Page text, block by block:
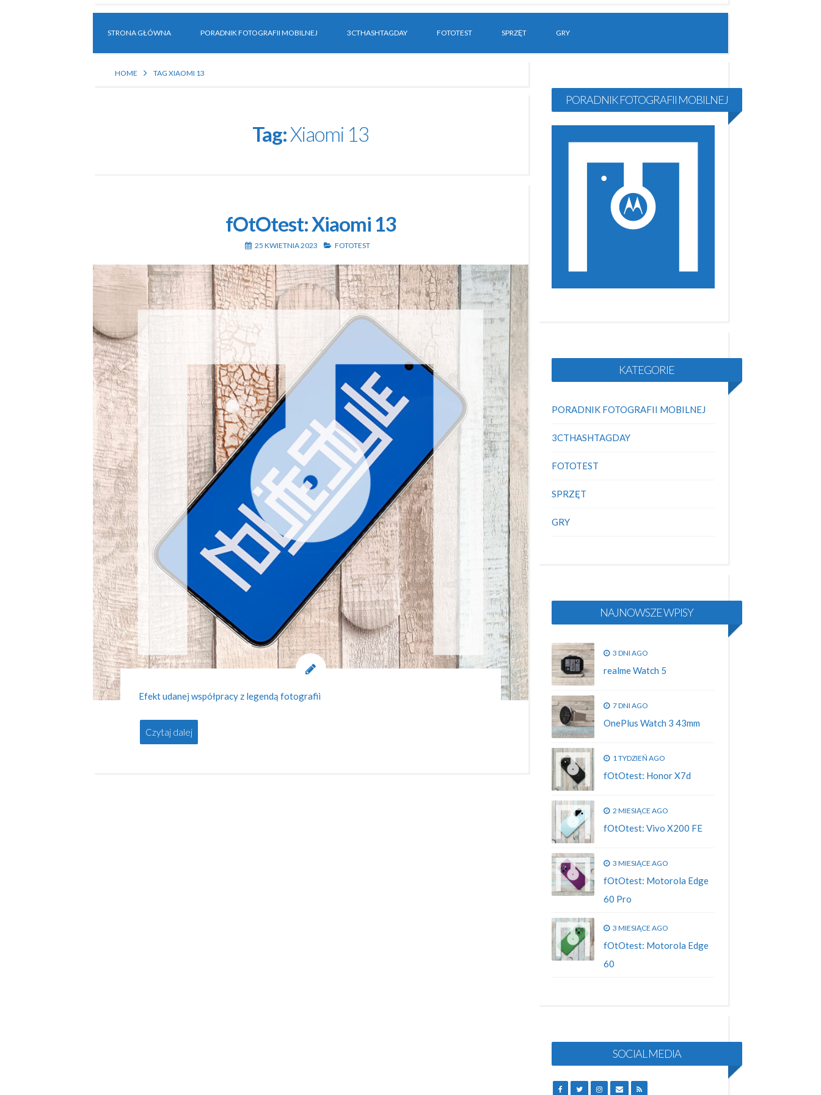
STRONA GŁÓWNA PORADNIK FOTOGRAFII MOBILNEJ 3CTHASHTAGDAY FOTOTEST SPRZĘT GRY
HOME TAG XIAOMI 13
Tag:Xiaomi 13
fOtOtest: Xiaomi 13
25 KWIETNIA 2023 FOTOTEST
Efekt udanej współpracy z legendą fotografii
Czytaj dalej
PORADNIK FOTOGRAFII MOBILNEJ
KATEGORIE
PORADNIK FOTOGRAFII MOBILNEJ
3CTHASHTAGDAY
FOTOTEST
SPRZĘT
GRY
NAJNOWSZE WPISY
3 DNI AGO
realme Watch 5
7 DNI AGO
OnePlus Watch 3 43mm
1 TYDZIEŃ AGO
fOtOtest: Honor X7d
2 MIESIĄCE AGO
fOtOtest: Vivo X200 FE
3 MIESIĄCE AGO
fOtOtest: Motorola Edge
60 Pro
3 MIESIĄCE AGO
fOtOtest: Motorola Edge
60
SOCIAL MEDIA
FACEBOOK
TWITTERINSTAGRAM
EMAILRSS